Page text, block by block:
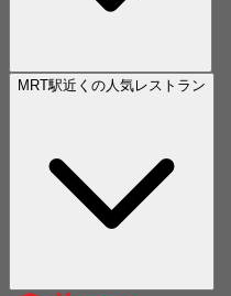
MRT駅近くの人気レストラン